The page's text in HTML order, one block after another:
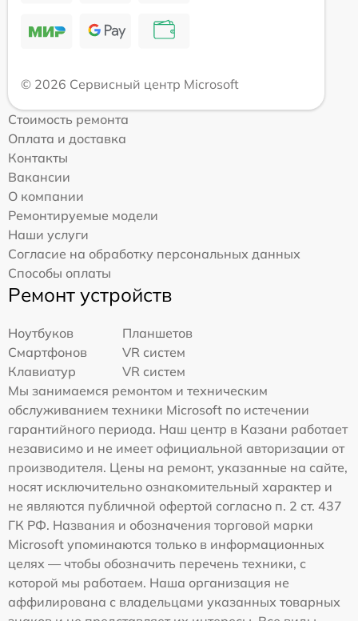
© 2026 Сервисный центр Microsoft
Стоимость ремонта
Оплата и доставка
Контакты
Вакансии
О компании
Ремонтируемые модели
Наши услуги
Согласие на обработку персональных данных
Способы оплаты
Ремонт устройств
Ноутбуков
Планшетов
Смартфонов
VR систем
Клавиатур
VR систем
Мы занимаемся ремонтом и техническим
обслуживанием техники Microsoft по истечении
гарантийного периода. Наш центр в Казани работает
независимо и не имеет официальной авторизации от
производителя. Цены на ремонт, указанные на сайте,
носят исключительно ознакомительный характер и
не являются публичной офертой согласно п. 2 ст. 437
ГК РФ. Названия и обозначения торговой марки
Microsoft упоминаются только в информационных
целях — чтобы обозначить перечень техники, с
которой мы работаем. Наша организация не
аффилирована с владельцами указанных товарных